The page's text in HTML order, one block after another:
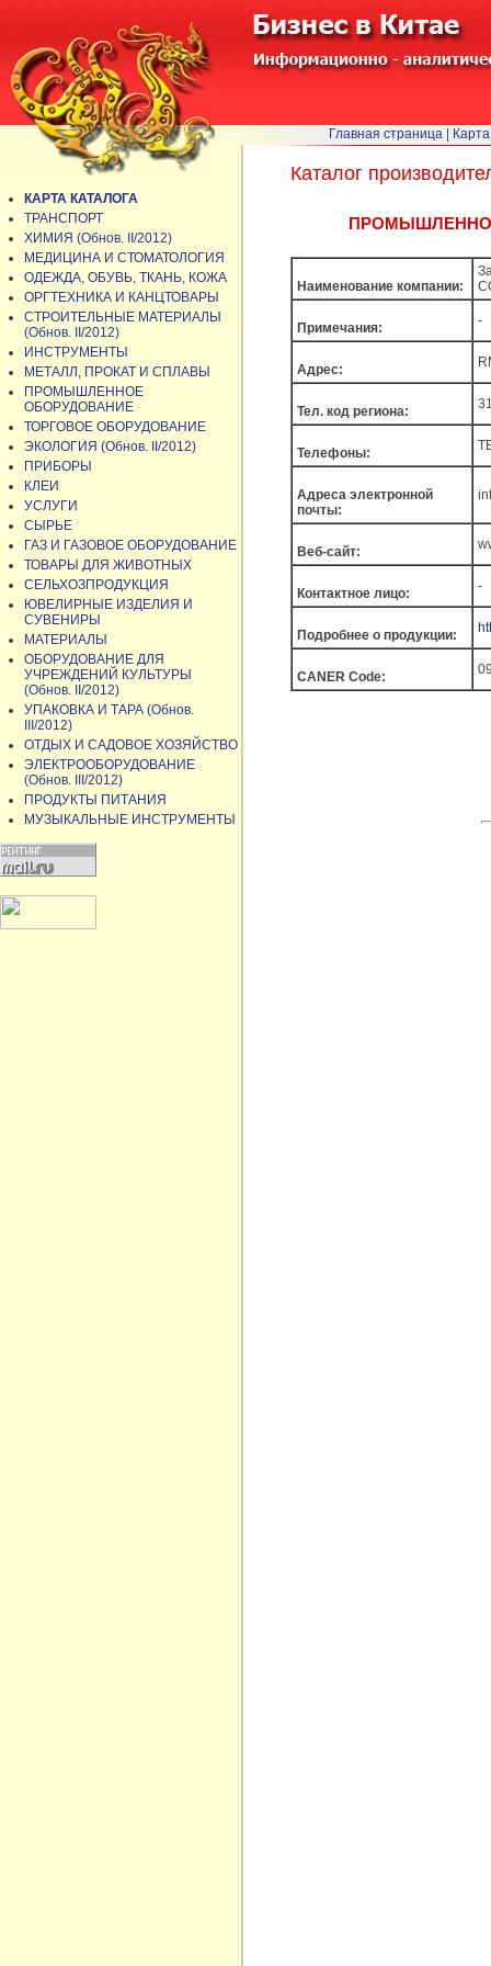
Каталог
ПРОМЫШЛЕННОЕ
Наименование компании:
Примечания: -
Адрес:
Тел. код региона:
Телефоны:
Адреса электронной
почты:
Веб-сайт:
Контактное лицо: -
Подробнее о продукции:
CANER Code:
Главная страница
КАРТА КАТАЛОГА
ТРАНСПОРТ
ХИМИЯ (Обнов. II/2012)
МЕДИЦИНА И СТОМАТОЛОГИЯ
ОДЕЖДА, ОБУВЬ, ТКАНЬ, КОЖА
ОРГТЕХНИКА И КАНЦТОВАРЫ
СТРОИТЕЛЬНЫЕ МАТЕРИАЛЫ
(Обнов. II/2012)
ИНСТРУМЕНТЫ
МЕТАЛЛ, ПРОКАТ И СПЛАВЫ
ПРОМЫШЛЕННОЕ
ОБОРУДОВАНИЕ
ТОРГОВОЕ ОБОРУДОВАНИЕ
ЭКОЛОГИЯ (Обнов. II/2012)
ПРИБОРЫ
КЛЕИ
УСЛУГИ
СЫРЬЕ
ГАЗ И ГАЗОВОЕ ОБОРУДОВАНИЕ
ТОВАРЫ ДЛЯ ЖИВОТНЫХ
СЕЛЬХОЗПРОДУКЦИЯ
ЮВЕЛИРНЫЕ ИЗДЕЛИЯ И
СУВЕНИРЫ
МАТЕРИАЛЫ
ОБОРУДОВАНИЕ ДЛЯ
УЧРЕЖДЕНИЙ КУЛЬТУРЫ
(Обнов. II/2012)
УПАКОВКА И ТАРА (Обнов.
III/2012)
ОТДЫХ И САДОВОЕ ХОЗЯЙСТВО
ЭЛЕКТРООБОРУДОВАНИЕ
(Обнов. III/2012)
ПРОДУКТЫ ПИТАНИЯ
МУЗЫКАЛЬНЫЕ ИНСТРУМЕНТЫ